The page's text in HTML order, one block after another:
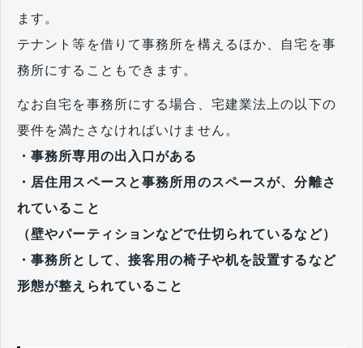
ます。
テナント等を借りて事務所を構えるほか、自宅を事
務所にすることもできます。
なお自宅を事務所にする場合、宅建業法上の以下の
要件を満たさなければいけません。
・事務所専用の出入口がある
・居住用スペースと事務所用のスペースが、分離さ
れていること
（壁やパーティションなどで仕切られているなど）
・事務所として、接客用の椅子や机を設置するなど
形態が整えられていること